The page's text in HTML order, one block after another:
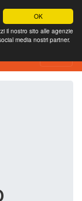
OK
il nostro sito alle agenzie
media nostri partner.